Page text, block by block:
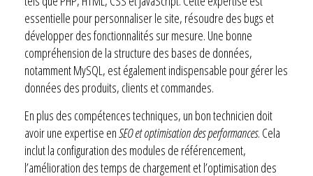
essentielle pour personnaliser le site, résoudre des bugs et
développer des fonctionnalités sur mesure. Une bonne
compréhension de la structure des bases de données,
notamment MySQL, est également indispensable pour gérer les
données des produits, clients et commandes.
En plus des compétences techniques, un bon technicien doit
avoir une expertise enSEO et optimisation des performances. Cela
inclut la configuration des modules de référencement,
l’amélioration des temps de chargement et l’optimisation des